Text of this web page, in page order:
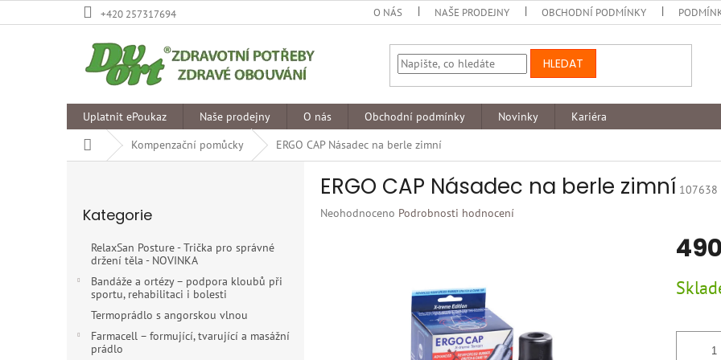
na
+420 257317694 O NÁS NAŠE PRODEJNY OBCHODNÍ PODMÍNKY
HLEDAT
Uplatnit ePoukaz Naše prodejny O nás Obchodní podmínky Novinky
Kariéra
Domů
Kompenzační pomůcky ERGO CAP Násadec na berle zimní
kategorie
Kategorie
RelaxSan Posture - Trička pro správné
držení těla - NOVINKA
Bandáže a ortézy – podpora kloubů při
sportu, rehabilitaci i bolesti
Termoprádlo s angorskou vlnou
Farmacell – formující, tvarující a masážní
prádlo
ERGO CAP Násadec na berle zimní 107638
Průměrné
Neohodnoceno Podrobnosti hodnocení
cena: